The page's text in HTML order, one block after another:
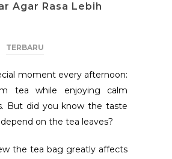
Agar Rasa Lebih
TERBARU
moment every afternoon:
tea while enjoying calm
But did you know the taste
depend on the tea leaves?
the tea bag greatly affects